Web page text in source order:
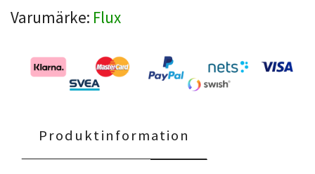
Varumärke: Flux
Produktinformation